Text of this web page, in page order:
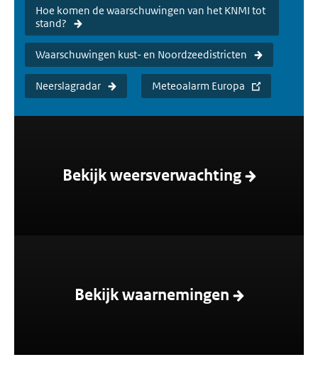
Hoe komen de waarschuwingen van het KNMI tot
stand?
Waarschuwingen kust- en Noordzeedistricten
Neerslagradar Meteoalarm Europa
Bekijk weersverwachting
Bekijk waarnemingen